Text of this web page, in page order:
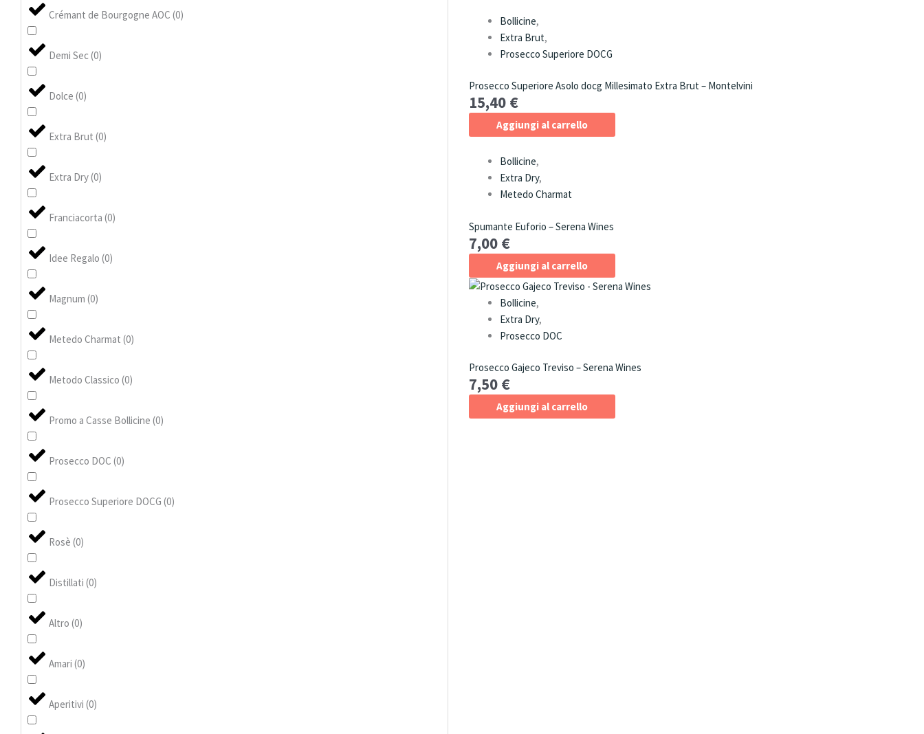
Crémant de Bourgogne AOC (0)
Demi Sec(0)
Dolce (0)
Extra Brut (0)
Extra Dry(0)
Franciacorta (0)
Idee Regalo (0)
Magnum (0)
Metedo Charmat (0)
Metodo Classico (0)
Promo a Casse Bollicine (0)
Prosecco DOC (0)
Prosecco Superiore DOCG (0)
Rosè (0)
Distillati (0)
Altro (0)
Amari (0)
Aperitivi (0)
Bollicine,
Extra Brut,
Prosecco Superiore DOCG
Prosecco Superiore Asolo docg Millesimato Extra Brut – Montelvini
15,40 €
Aggiungi al carrello
Bollicine,
Extra Dry,
Metedo Charmat
Spumante Euforio – Serena Wines
7,00 €
Aggiungi al carrello
Bollicine,
Extra Dry,
Prosecco DOC
Prosecco Gajeco Treviso – Serena Wines
7,50 €
Aggiungi al carrello